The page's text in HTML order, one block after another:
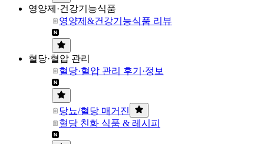
영양제·건강기능식품
영양제&건강기능식품 리뷰
혈당·혈압 관리
혈당·혈압 관리 후기·정보
당뇨/혈당 매거진
혈당 친화 식품 & 레시피